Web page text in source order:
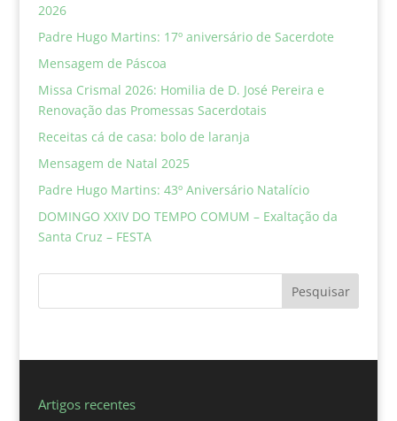
2026
Padre Hugo Martins: 17º aniversário de Sacerdote
Mensagem de Páscoa
Missa Crismal 2026: Homilia de D. José Pereira e
Renovação das Promessas Sacerdotais
Receitas cá de casa: bolo de laranja
Mensagem de Natal 2025
Padre Hugo Martins: 43º Aniversário Natalício
DOMINGO XXIV DO TEMPO COMUM – Exaltação da
Santa Cruz – FESTA
Pesquisar
Artigos recentes